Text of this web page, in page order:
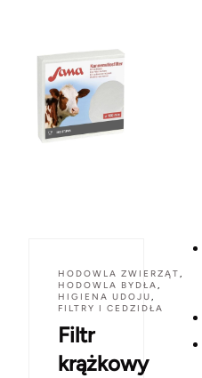
HODOWLA ZWIERZĄT,
HODOWLA BYDŁA,
HIGIENA UDOJU,
FILTRY I CEDZIDŁA
Filtr
krążkowy